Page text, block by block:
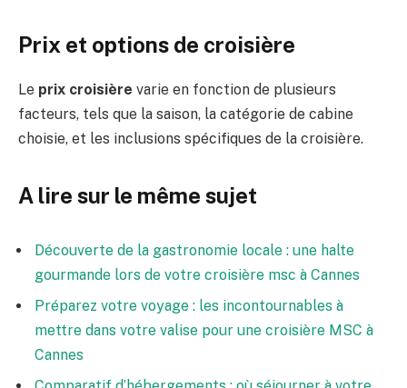
Prix et options de croisière
Le prix croisière varie en fonction de plusieurs
facteurs, tels que la saison, la catégorie de cabine
choisie, et les inclusions spécifiques de la croisière.
A lire sur le même sujet
Découverte de la gastronomie locale : une halte
gourmande lors de votre croisière msc à Cannes
Préparez votre voyage : les incontournables à
mettre dans votre valise pour une croisière MSC à
Cannes